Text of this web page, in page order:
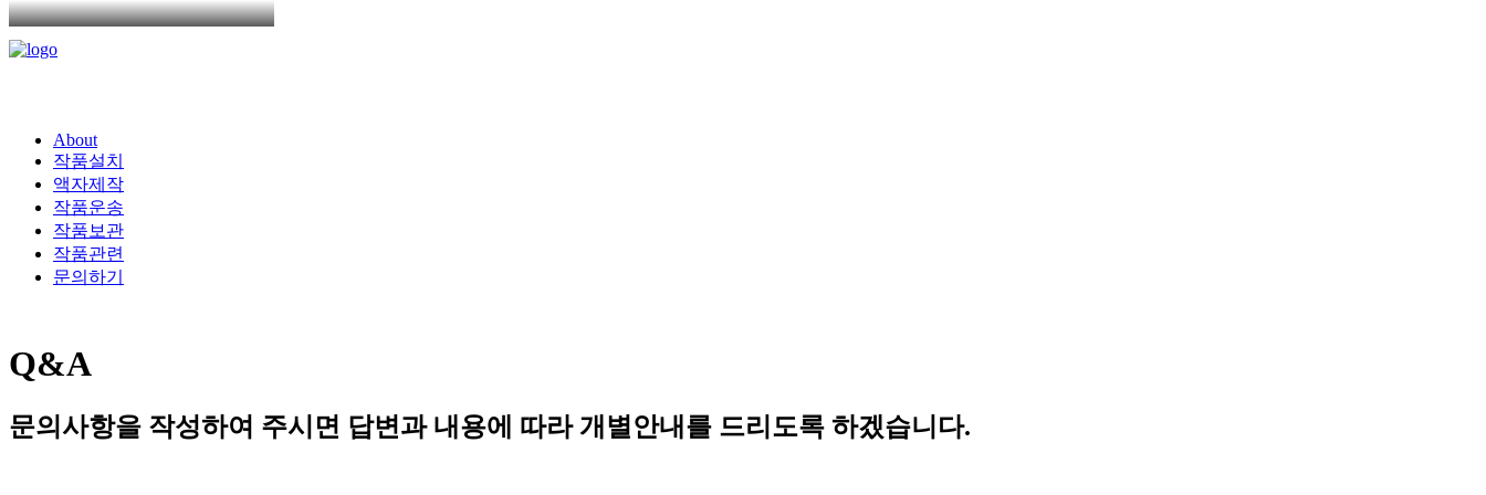
About
작품설치
액자제작
작품운송
작품보관
작품관련
문의하기
Q&A
문의사항을 작성하여 주시면 답변과 내용에 따라 개별안내를 드리도록 하겠습니다.